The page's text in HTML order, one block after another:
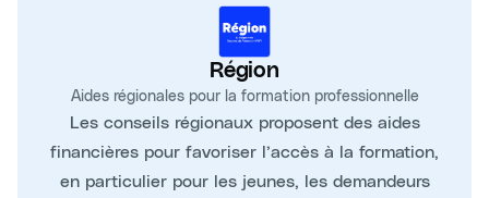
Région
Aides régionales pour la formation professionnelle
Les conseils régionaux proposent des aides
financières pour favoriser l’accès à la formation,
en particulier pour les jeunes, les demandeurs